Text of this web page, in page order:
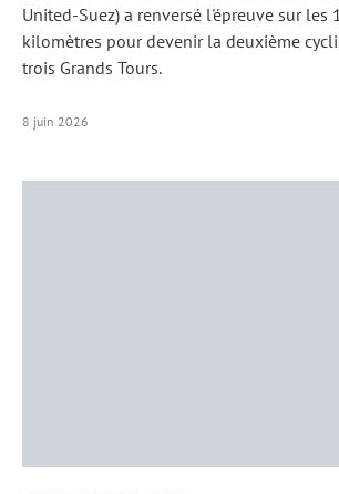
United-Suez) a renversé l'épreuve sur les
kilomètres pour devenir la deuxième
trois Grands Tours.
8 juin 2026